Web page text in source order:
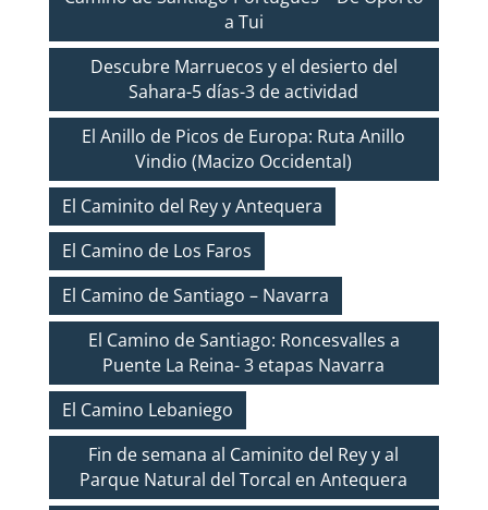
a Tui
Descubre Marruecos y el desierto del
Sahara-5 días-3 de actividad
El Anillo de Picos de Europa: Ruta Anillo
Vindio (Macizo Occidental)
El Caminito del Rey y Antequera
El Camino de Los Faros
El Camino de Santiago – Navarra
El Camino de Santiago: Roncesvalles a
Puente La Reina- 3 etapas Navarra
El Camino Lebaniego
Fin de semana al Caminito del Rey y al
Parque Natural del Torcal en Antequera